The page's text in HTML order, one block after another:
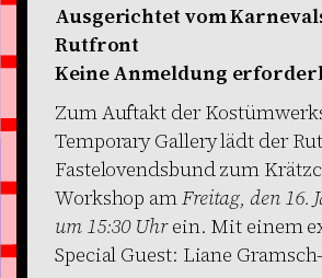
Ausgerichtet vom
Rutfront
Keine Anmeldung
Zum Auftakt der
Temporary Gallery lädt der
Fastelovendsbund zum
Workshop amFreitag, den 16.
um 15:30 Uhrein. Mit einem
Special Guest: Liane